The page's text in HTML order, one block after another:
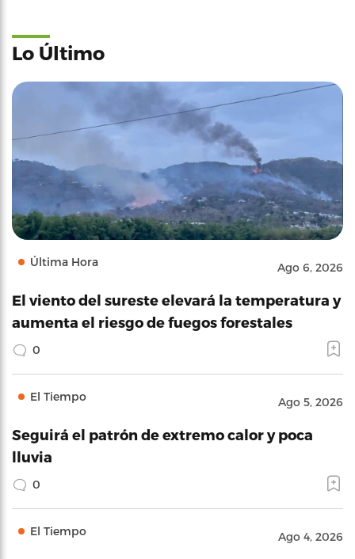
Lo Último
Última Hora Ago 6, 2026
El viento del sureste elevará la temperatura y
aumenta el riesgo de fuegos forestales
0
El Tiempo Ago 5, 2026
Seguirá el patrón de extremo calor y poca
lluvia
0
El Tiempo Ago 4, 2026